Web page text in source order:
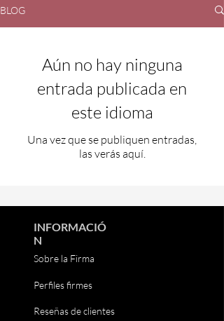
BLOG
Aún no hay ninguna
entrada publicada en
este idioma
Una vez que se publiquen entradas,
las verás aquí.
INFORMACIÓ
N
Sobre la Firma
Perfiles firmes
Reseñas de clientes